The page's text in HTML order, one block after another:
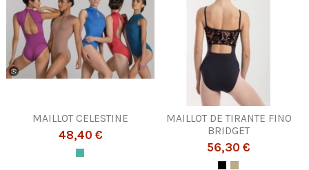
MAILLOT CELESTINE
48,40 €
MAILLOT DE TIRANTE FINO
BRIDGET
56,30 €